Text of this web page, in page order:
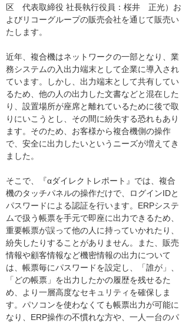
区 代表取締役 社長執行役員：桜井 正光）お
よびリコーグループの販売会社を通じて販売い
たします。
近年、複合機はネットワークの一部となり、業
務システムの入出力端末として企業に導入され
ています。しかし、出力端末として共有してい
るため、他の人の出力した文書などと混在した
り、設置場所が座席と離れているために後で取
りにいこうとし、その間に紛失する恐れもあり
ます。そのため、お客様から複合機側の操作
で、安全に出力したいというニーズが増えてき
ました。
そこで、『αダイレクトレポート』では、複合
機のタッチパネルの操作だけで、ログインIDと
パスワードによる認証を行います。ERPシステ
ムで扱う帳票を手元で即座に出力できるため、
重要帳票が誤って他の人に持っていかれたり、
紛失したりすることがありません。また、販売
情報や顧客情報など機密情報の出力について
は、帳票毎にパスワードを設定し、「誰が」、
「どの帳票」を出力したかの履歴を残せるた
め、より一層高度なセキュリティを確保しま
す。パソコンを使わなくても帳票出力が可能に
なり、ERP操作の不慣れな方や、一人一台のパ